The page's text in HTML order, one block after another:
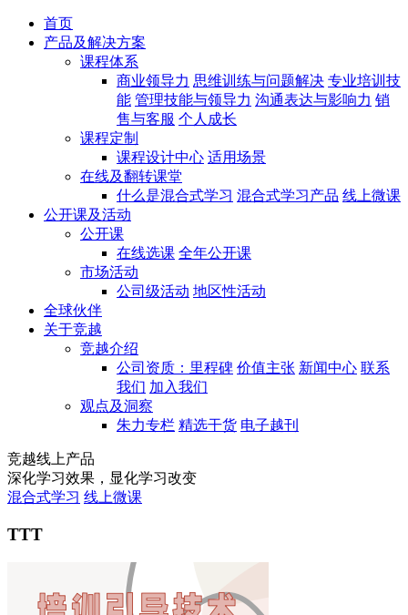
首页
产品及解决方案
课程体系
商业领导力 思维训练与问题解决 专业培训技
能 管理技能与领导力 沟通表达与影响力 销
售与客服 个人成长
课程定制
课程设计中心 适用场景
在线及翻转课堂
什么是混合式学习 混合式学习产品 线上微课
公开课及活动
公开课
在线选课 全年公开课
市场活动
公司级活动 地区性活动
全球伙伴
关于竞越
竞越介绍
公司资质：里程碑 价值主张 新闻中心 联系
我们 加入我们
观点及洞察
朱力专栏 精选干货 电子越刊
竞越线上产品
深化学习效果，显化学习改变
混合式学习 线上微课
TTT